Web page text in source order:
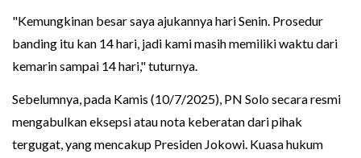
"Kemungkinan besar saya ajukannya hari Senin. Prosedur
banding itu kan 14 hari, jadi kami masih memiliki waktu dari
kemarin sampai 14 hari," tuturnya.
Sebelumnya, pada Kamis (10/7/2025), PN Solo secara resmi
mengabulkan eksepsi atau nota keberatan dari pihak
tergugat, yang mencakup Presiden Jokowi. Kuasa hukum